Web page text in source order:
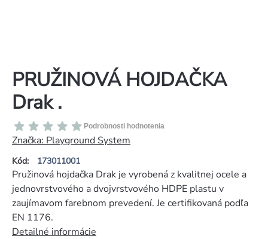
PRUŽINOVÁ HOJDAČKA
Drak .
Kód: 173011001
Priemerné
hodnotenie
produktu
je
0,0
z
5
hviezdičiek.
Podrobnosti hodnotenia
Značka: Playground System
Pružinová hojdačka Drak je vyrobená z kvalitnej ocele a
jednovrstvového a dvojvrstvového HDPE plastu v
zaujímavom farebnom prevedení. Je certifikovaná podľa
EN 1176.
Detailné informácie